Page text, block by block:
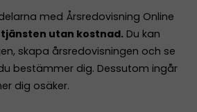
med Årsredovisning Online
utan kostnad. Du kan
skapa årsredovisningen och se
bestämmer dig. Dessutom ingår
dig osäker.